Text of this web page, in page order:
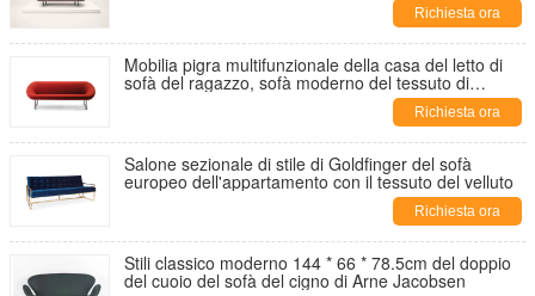
Richiesta ora
Mobilia pigra multifunzionale della casa del letto di
sofà del ragazzo, sofà moderno del tessuto di
Richiesta ora
Salone sezionale di stile di Goldfinger del sofà
europeo dell'appartamento con il tessuto del velluto
Richiesta ora
Stili classico moderno 144 * 66 * 78.5cm del doppio
del cuoio del sofà del cigno di Arne Jacobsen